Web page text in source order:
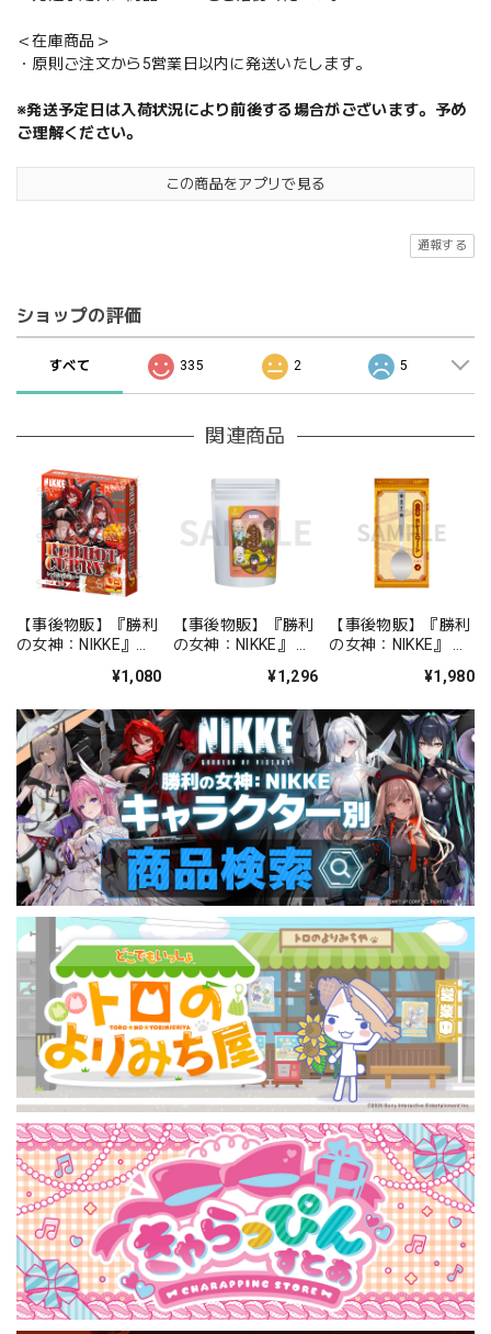
＜在庫商品＞
・原則ご注文から5営業日以内に発送いたします。
※発送予定日は入荷状況により前後する場合がございます。予め
ご理解ください。
この商品をアプリで見る
通報する
ショップの評価
すべて 335 2 5
関連商品
【事後物販】『勝利
の女神：NIKKE』
¥1,080
【事後物販】『勝利
の女神：NIKKE』 め
金沢会場限定 金棒茶
¥1,296
【事後物販】『勝利
の女神：NIKKE』 ア
ーン Area 3rd¥1,980